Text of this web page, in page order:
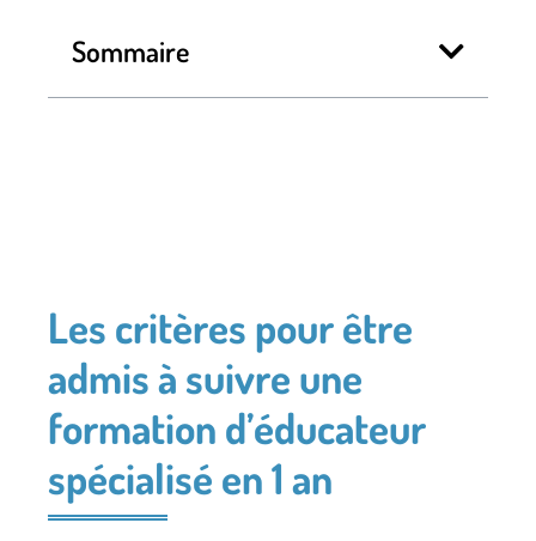
Sommaire
Les critères pour être
admis à suivre une
formation d’éducateur
spécialisé en 1 an